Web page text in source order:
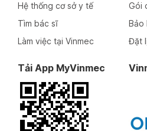
Hệ thống cơ sở y tế
Tìm bác sĩ
Làm việc tại Vinmec
Gói
Bảo
Đặt
Tải App MyVinmec